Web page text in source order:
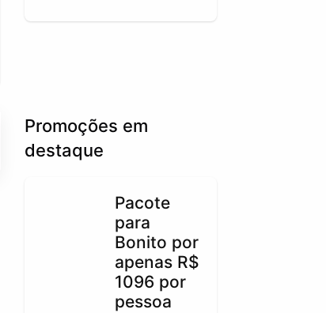
Promoções em
destaque
Pacote
para
Bonito por
apenas R$
1096 por
pessoa